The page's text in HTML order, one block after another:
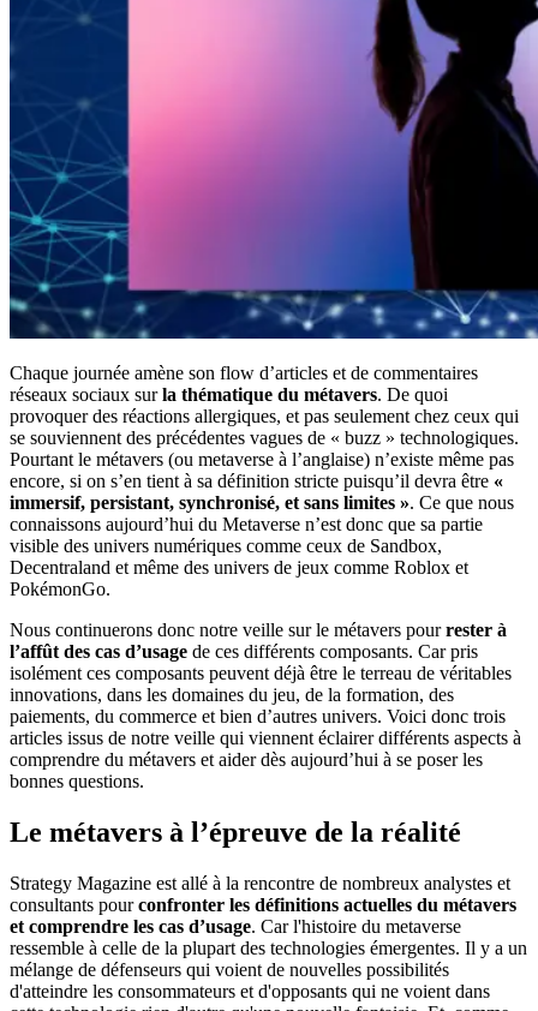
Chaque journée amène son flow d’articles et de commentaires
réseaux sociaux surla thématique du métavers. De quoi
provoquer des réactions allergiques, et pas seulement chez ceux qui
se souviennent des précédentes vagues de « buzz » technologiques.
Pourtant le métavers (ou metaverse à l’anglaise) n’existe même pas
encore, si on s’en tient à sa définition stricte puisqu’il devra être «
immersif, persistant, synchronisé, et sans limites ». Ce que nous
connaissons aujourd’hui du Metaverse n’est donc que sa partie
visible des univers numériques comme ceux de Sandbox,
Decentraland et même des univers de jeux comme Roblox et
PokémonGo.
Nous continuerons donc notre veille sur le métavers pourrester à
l’affût des cas d’usage de ces différents composants. Car pris
isolément ces composants peuvent déjà être le terreau de véritables
innovations, dans les domaines du jeu, de la formation, des
paiements, du commerce et bien d’autres univers. Voici donc trois
articles issus de notre veille qui viennent éclairer différents aspects à
comprendre du métavers et aider dès aujourd’hui à se poser les
bonnes questions.
Le métavers à l’épreuve de la réalité
Strategy Magazine est allé à la rencontre de nombreux analystes et
consultants pourconfronter les définitions actuelles du métavers
et comprendre les cas d’usage. Car l'histoire du metaverse
ressemble à celle de la plupart des technologies émergentes. Il y a un
mélange de défenseurs qui voient de nouvelles possibilités
d'atteindre les consommateurs et d'opposants qui ne voient dans